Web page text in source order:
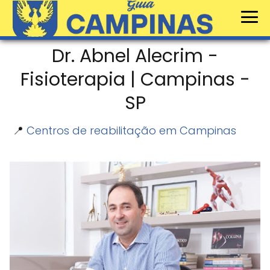
Dr. Abnel Alecrim -
Fisioterapia | Campinas -
SP
📍 Centros de reabilitação em Campinas